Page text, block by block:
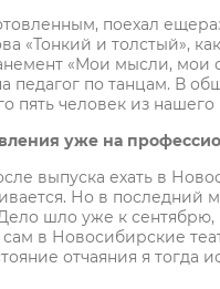
поехал
«Тонкий и толстый»,
«Мои мысли, мои
педагог по танцам. В
пять человек из
уже на
выпуска ехать в
Но в
шло уже к
в Новосибирские
отчаяния я тогда